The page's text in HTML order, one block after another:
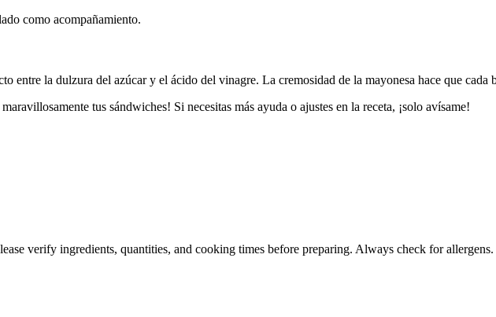
como acompañamiento.
entre la dulzura del azúcar y el ácido del vinagre. La cremosidad de la mayonesa hace que cada
tus sándwiches! Si necesitas más ayuda o ajustes en la receta, ¡solo avísame!
verify ingredients, quantities, and cooking times before preparing. Always check for allergens.